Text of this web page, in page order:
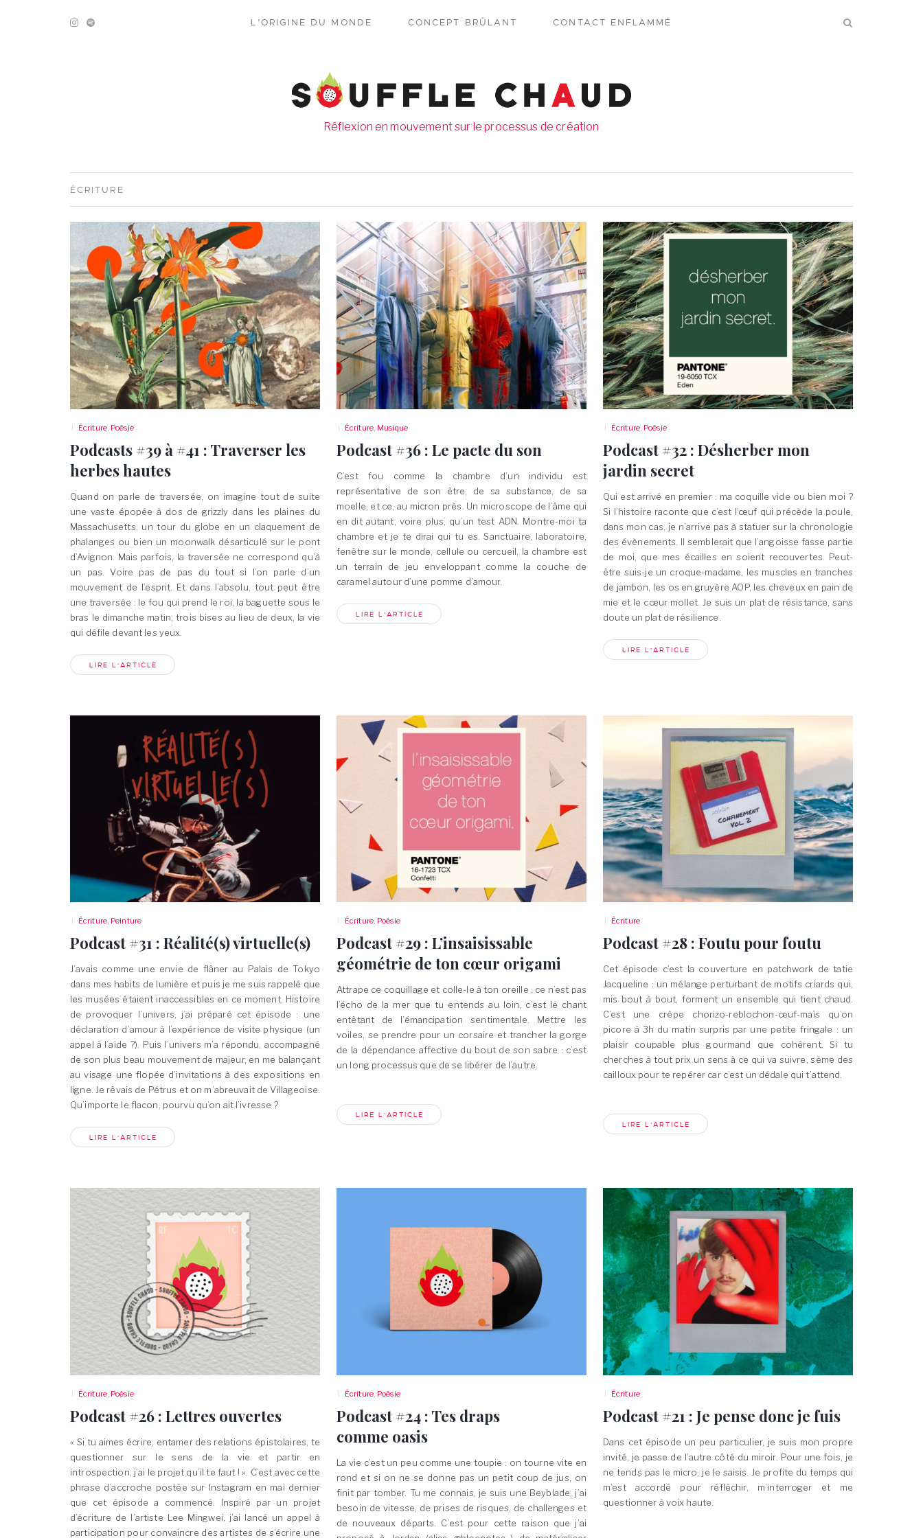
L’ORIGINE DU MONDE CONCEPT BRÛLANT CONTACT ENFLAMMÉ
Réflexion en mouvement sur le processus de création
ÉCRITURE
Écriture, Poésie
Podcasts #39 à #41 : Traverser les
herbeshautes
Quand on parle de traversée, on imagine tout de suite
une vaste épopée à dos de grizzly dans les plaines du
Massachusetts, un tour du globe en un claquement de
phalanges ou bien un moonwalk désarticulé sur le pont
d’Avignon. Mais parfois, la traversée ne correspond qu’à
un pas. Voire pas de pas du tout si l’on parle d’un
mouvement de l’esprit. Et dans l’absolu, tout peut être
une traversée : le fou qui prend le roi, la baguette sous le
bras le dimanche matin, trois bises au lieu de deux, la vie
qui défile devant les yeux.
LIRE L'ARTICLE
Écriture, Musique
Podcast #36 : Le pacte du son
C’est fou comme la chambre d’un individu est
représentative de son être, de sa substance, de sa
moelle, et ce, au micron près. Un microscope de l’âme qui
en dit autant, voire plus, qu’un test ADN. Montre-moi ta
chambre et je te dirai qui tu es. Sanctuaire, laboratoire,
fenêtre sur le monde, cellule ou cercueil, la chambre est
un terrain de jeu enveloppant comme la couche de
caramel autour d’une pomme d’amour.
LIRE L'ARTICLE
Écriture, Poésie
Podcast #32 : Désherber mon
jardin secret
Qui est arrivé en premier : ma coquille vide ou bien moi ?
Si l’histoire raconte que c’est l’œuf qui précède la poule,
dans mon cas, je n’arrive pas à statuer sur la chronologie
des évènements. Il semblerait que l’angoisse fasse partie
de moi, que mes écailles en soient recouvertes. Peut-
être suis-je un croque-madame, les muscles en tranches
de jambon, les os en gruyère AOP, les cheveux en pain de
mie et le cœur mollet. Je suis un plat de résistance, sans
doute un plat de résilience.
LIRE L'ARTICLE
Écriture, Peinture
Podcast #31 : Réalité(s) virtuelle(s)
J’avais comme une envie de flâner au Palais de Tokyo
dans mes habits de lumière et puis je me suis rappelé que
les musées étaient inaccessibles en ce moment. Histoire
de provoquer l’univers, j’ai préparé cet épisode : une
déclaration d’amour à l’expérience de visite physique (un
appel à l’aide ?). Puis l’univers m’a répondu, accompagné
de son plus beau mouvement de majeur, en me balançant
au visage une flopée d’invitations à des expositions en
ligne. Je rêvais de Pétrus et on m’abreuvait de Villageoise.
Qu’importe le flacon, pourvu qu’on ait l’ivresse ?
LIRE L'ARTICLE
Écriture, Poésie
Podcast #29 : L’insaisissable
géométrie de ton cœur origami
Attrape ce coquillage et colle-le à ton oreille : ce n’est pas
l’écho de la mer que tu entends au loin, c’est le chant
entêtant de l’émancipation sentimentale. Mettre les
voiles, se prendre pour un corsaire et trancher la gorge
de la dépendance affective du bout de son sabre : c’est
un long processus que de se libérer de l’autre.
LIRE L'ARTICLE
Écriture
Podcast #28 : Foutu pour foutu
Cet épisode c’est la couverture en patchwork de tatie
Jacqueline : un mélange perturbant de motifs criards qui,
mis bout à bout, forment un ensemble qui tient chaud.
C’est une crêpe chorizo-reblochon-œuf-maïs qu’on
picore à 3h du matin surpris par une petite fringale : un
plaisir coupable plus gourmand que cohérent. Si tu
cherches à tout prix un sens à ce qui va suivre, sème des
cailloux pour te repérer car c’est un dédale qui t’attend.
LIRE L'ARTICLE
Écriture, Poésie
Podcast #26 : Lettres ouvertes
« Si tu aimes écrire, entamer des relations épistolaires, te
questionner sur le sens de la vie et partir en
introspection, j’ai le projet qu’il te faut ! ». C’est avec cette
phrase d’accroche postée sur Instagram en mai dernier
que cet épisode a commencé. Inspiré par un projet
d’écriture de l’artiste Lee Mingwei, j’ai lancé un appel à
participation pour convaincre des artistes de s’écrire une
Écriture, Poésie
Podcast #24 : Tes draps
comme oasis
La vie c’est un peu comme une toupie : on tourne vite en
rond et si on ne se donne pas un petit coup de jus, on
finit par tomber. Tu me connais, je suis une Beyblade, j’ai
besoin de vitesse, de prises de risques, de challenges et
de nouveaux départs. C’est pour cette raison que j’ai
Écriture
Podcast #21 : Je pense donc je fuis
Dans cet épisode un peu particulier, je suis mon propre
invité, je passe de l’autre côté du miroir. Pour une fois, je
ne tends pas le micro, je le saisis. Je profite du temps qui
m’est accordé pour réfléchir, m’interroger et me
questionner à voix haute.